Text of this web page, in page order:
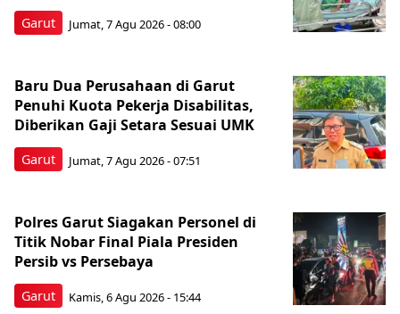
Garut Jumat, 7 Agu 2026 - 08:00
Garut
Baru Dua Perusahaan di Garut
Penuhi Kuota Pekerja Disabilitas,
Diberikan Gaji Setara Sesuai UMK
Jumat, 7 Agu 2026 - 07:51
Garut
Polres Garut Siagakan Personel di
Titik Nobar Final Piala Presiden
Persib vs Persebaya
Kamis, 6 Agu 2026 - 15:44